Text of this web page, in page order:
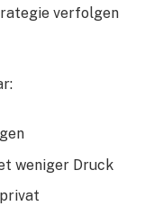
verfolgen
weniger Druck